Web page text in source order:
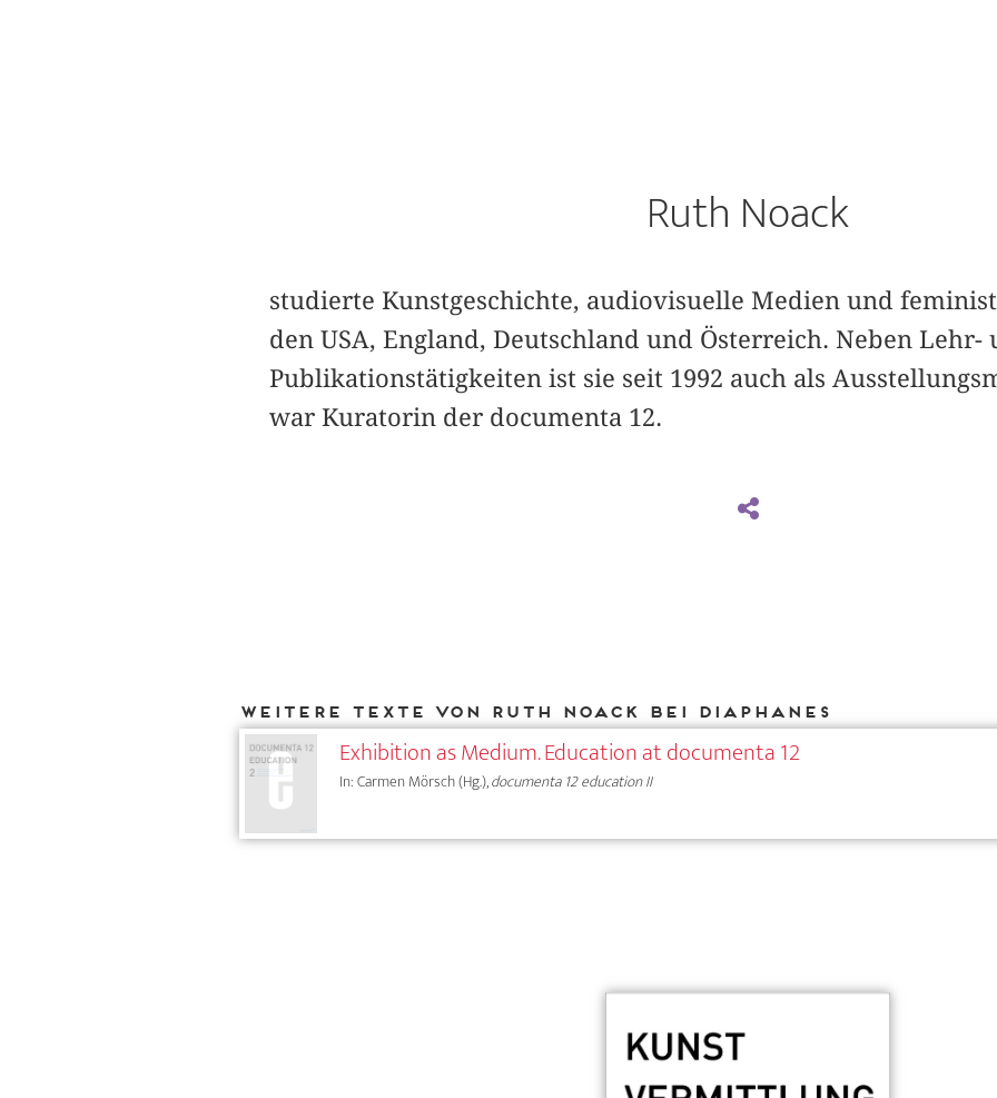
Ruth Noack
studierte Kunstgeschichte, audiovisuelle Medien und
den USA, England, Deutschland und Österreich. Neben Lehr-
Publikationstätigkeiten ist sie seit 1992 auch als
war Kuratorin der documenta 12.
Weitere Texte von Ruth Noack bei DIAPHANES
Exhibition as Medium. Education at documenta 12
In: Carmen Mörsch (Hg.),documenta 12 education II